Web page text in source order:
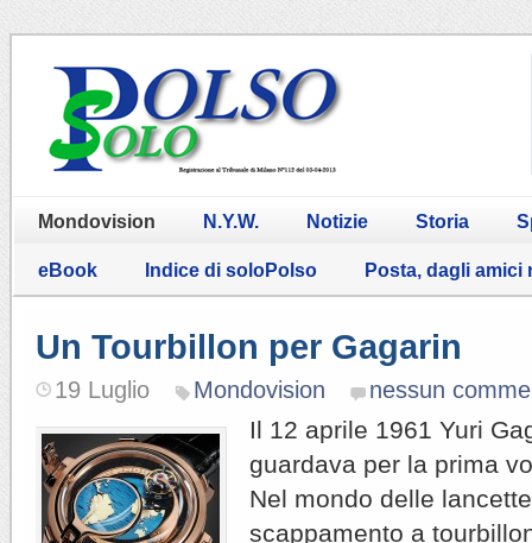
Mondovision N.Y.W. Notizie Storia
eBook Indice di soloPolso Posta, dagli amici
Un Tourbillon per Gagarin
19 Luglio Mondovision nessun
Il 12 aprile 1961 Yuri
guardava per la prima
Nel mondo delle
scappamento a